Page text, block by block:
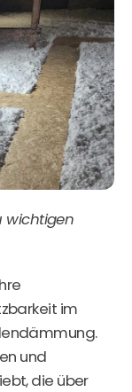
wichtigen
im
und
die über